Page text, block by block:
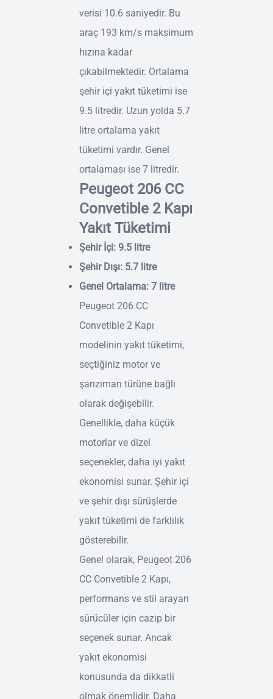
verisi 10.6 saniyedir. Bu
araç 193 km/s maksimum
hızına kadar
çıkabilmektedir. Ortalama
şehir içi yakıt tüketimi ise
9.5 litredir. Uzun yolda 5.7
litre ortalama yakıt
tüketimi vardır. Genel
ortalaması ise 7 litredir.
Peugeot 206 CC
Convetible 2 Kapı
Yakıt Tüketimi
Şehir İçi: 9.5 litre
Şehir Dışı: 5.7 litre
Genel Ortalama: 7 litre
Peugeot 206 CC
Convetible 2 Kapı
modelinin yakıt tüketimi,
seçtiğiniz motor ve
şanzıman türüne bağlı
olarak değişebilir.
Genellikle, daha küçük
motorlar ve dizel
seçenekler, daha iyi yakıt
ekonomisi sunar. Şehir içi
ve şehir dışı sürüşlerde
yakıt tüketimi de farklılık
gösterebilir.
Genel olarak, Peugeot 206
CC Convetible 2 Kapı,
performans ve stil arayan
sürücüler için cazip bir
seçenek sunar. Ancak
yakıt ekonomisi
konusunda da dikkatli
olmak önemlidir. Daha